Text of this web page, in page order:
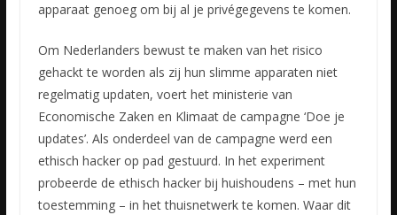
apparaat genoeg om bij al je privégegevens te komen.
Om Nederlanders bewust te maken van het risico
gehackt te worden als zij hun slimme apparaten niet
regelmatig updaten, voert het ministerie van
Economische Zaken en Klimaat de campagne ‘Doe je
updates’. Als onderdeel van de campagne werd een
ethisch hacker op pad gestuurd. In het experiment
probeerde de ethisch hacker bij huishoudens – met hun
toestemming – in het thuisnetwerk te komen. Waar dit